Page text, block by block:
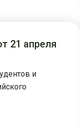
21 апреля
и